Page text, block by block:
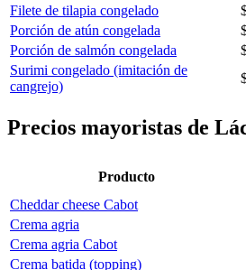
Filete de tilapia congelado
Porción de atún congelada
Porción de salmón congelada
Surimi congelado (imitación de
cangrejo)
Precios mayoristas de
Producto
Cheddar cheese Cabot
Crema agria
Crema agria Cabot
Crema batida (topping)